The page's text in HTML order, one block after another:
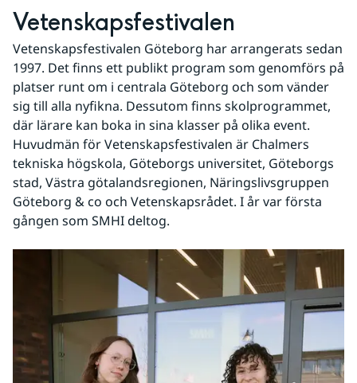
Vetenskapsfestivalen
Vetenskapsfestivalen Göteborg har arrangerats sedan
1997. Det finns ett publikt program som genomförs på
platser runt om i centrala Göteborg och som vänder
sig till alla nyfikna. Dessutom finns skolprogrammet,
där lärare kan boka in sina klasser på olika event.
Huvudmän för Vetenskapsfestivalen är Chalmers
tekniska högskola, Göteborgs universitet, Göteborgs
stad, Västra götalandsregionen, Näringslivsgruppen
Göteborg & co och Vetenskapsrådet. I år var första
gången som SMHI deltog.